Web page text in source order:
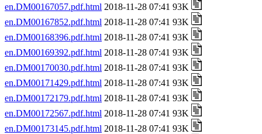
en.DM00167057.pdf.html 2018-11-28 07:41 93K
en.DM00167852.pdf.html 2018-11-28 07:41 93K
en.DM00168396.pdf.html 2018-11-28 07:41 93K
en.DM00169392.pdf.html 2018-11-28 07:41 93K
en.DM00170030.pdf.html 2018-11-28 07:41 93K
en.DM00171429.pdf.html 2018-11-28 07:41 93K
en.DM00172179.pdf.html 2018-11-28 07:41 93K
en.DM00172567.pdf.html 2018-11-28 07:41 93K
en.DM00173145.pdf.html 2018-11-28 07:41 93K